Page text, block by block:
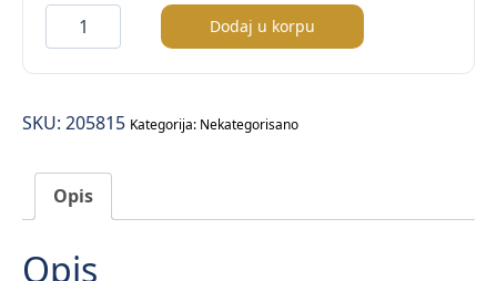
KitchenLine
friteza
/električna-
–
Dodaj u korpu
SKU: 205815 Kategorija: Nekategorisano
Opis
Opis